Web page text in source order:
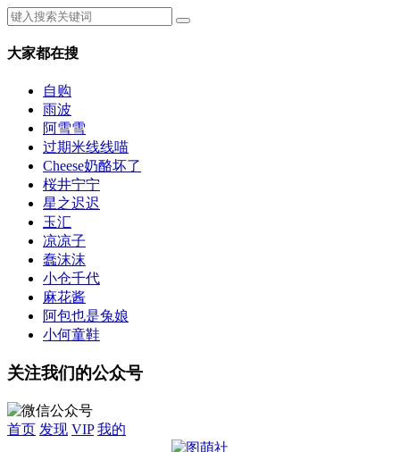
大家都在搜
自购
雨波
阿雪雪
过期米线线喵
Cheese奶酪坏了
桜井宁宁
星之迟迟
玉汇
凉凉子
蠢沫沫
小仓千代
麻花酱
阿包也是兔娘
小何童鞋
关注我们的公众号
首页 发现 VIP 我的